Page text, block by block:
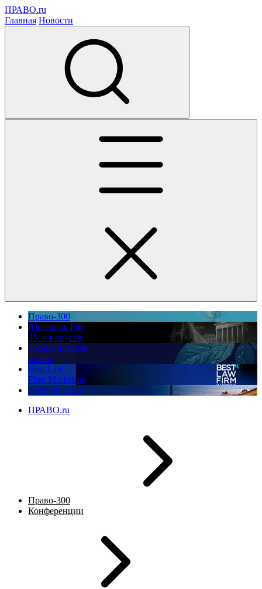
ПРАВО.ru
Главная Новости
Право-300
Юррынок РФ:
35 лет спустя
Экологическое
право
Best Law
Firm Marketing
ПМЮФ 2026
ПРАВО.ru
Право-300
Конференции